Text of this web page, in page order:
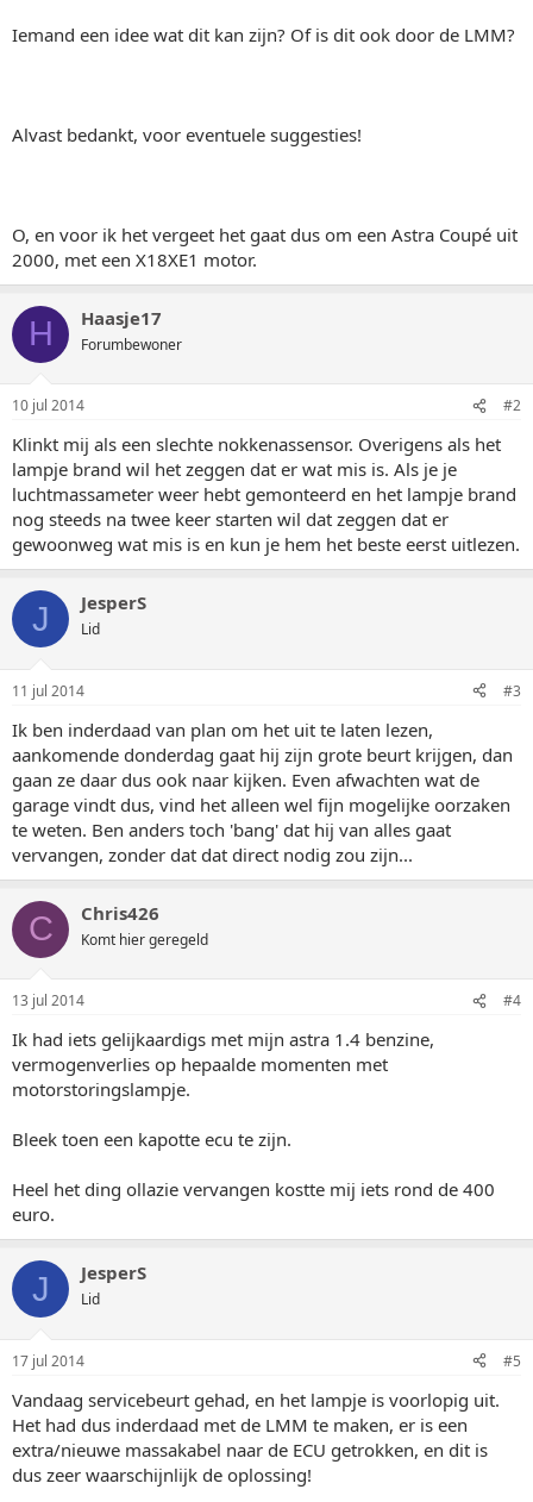
Iemand een idee wat dit kan zijn? Of is dit ook door de LMM?
Alvast bedankt, voor eventuele suggesties!
O, en voor ik het vergeet het gaat dus om een Astra Coupé uit
2000, met een X18XE1 motor.
H Haasje17
Forumbewoner
10 jul 2014 #2
Klinkt mij als een slechte nokkenassensor. Overigens als het
lampje brand wil het zeggen dat er wat mis is. Als je je
luchtmassameter weer hebt gemonteerd en het lampje brand
nog steeds na twee keer starten wil dat zeggen dat er
gewoonweg wat mis is en kun je hem het beste eerst uitlezen.
J JesperS
Lid
11 jul 2014 #3
Ik ben inderdaad van plan om het uit te laten lezen,
aankomende donderdag gaat hij zijn grote beurt krijgen, dan
gaan ze daar dus ook naar kijken. Even afwachten wat de
garage vindt dus, vind het alleen wel fijn mogelijke oorzaken
te weten. Ben anders toch 'bang' dat hij van alles gaat
vervangen, zonder dat dat direct nodig zou zijn...
C Chris426
Komt hier geregeld
13 jul 2014 #4
Ik had iets gelijkaardigs met mijn astra 1.4 benzine,
vermogenverlies op hepaalde momenten met
motorstoringslampje.
Bleek toen een kapotte ecu te zijn.
Heel het ding ollazie vervangen kostte mij iets rond de 400
euro.
J JesperS
Lid
17 jul 2014 #5
Vandaag servicebeurt gehad, en het lampje is voorlopig uit.
Het had dus inderdaad met de LMM te maken, er is een
extra/nieuwe massakabel naar de ECU getrokken, en dit is
dus zeer waarschijnlijk de oplossing!